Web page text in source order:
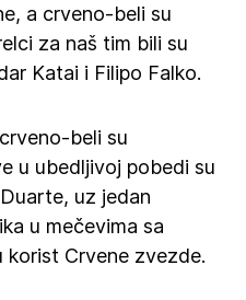
a crveno-beli su
za naš tim bili su
Katai i Filipo Falko.
beli su
u ubedljivoj pobedi su
uz jedan
u mečevima sa
korist Crvene zvezde.